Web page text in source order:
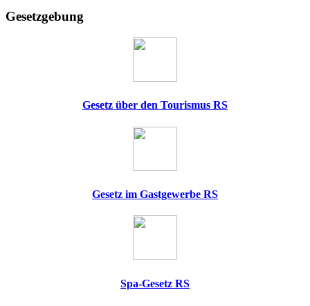
Gesetzgebung
Gesetz über den Tourismus RS
Gesetz im Gastgewerbe RS
Spa-Gesetz RS